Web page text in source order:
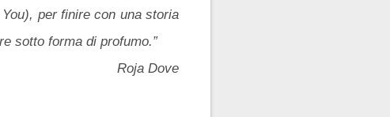
per finire con una storia
sotto forma di profumo.”
Roja Dove